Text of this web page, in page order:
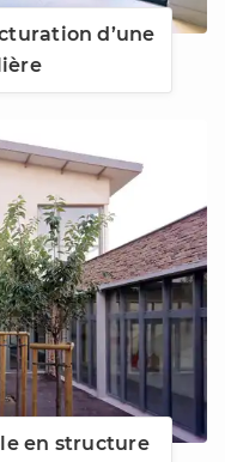
d’une
en structure